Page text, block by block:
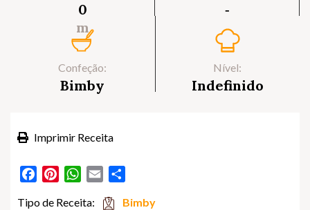
0
m
‐
Confeção:
Bimby
Nível:
Indefinido
Imprimir Receita
FacebookPinterestWhatsApp
Email
Tipo de Receita: Bimby